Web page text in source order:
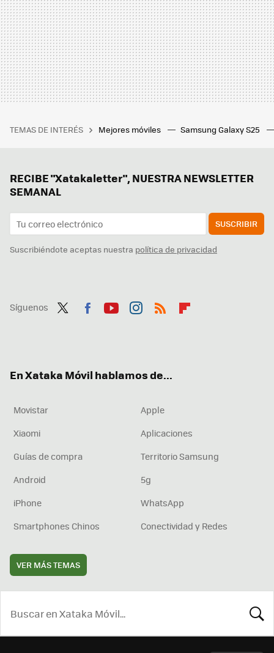
TEMAS DE INTERÉS Mejores móviles Samsung Galaxy S25
RECIBE "Xatakaletter", NUESTRA NEWSLETTER
SEMANAL
SUSCRIBIR
Suscribiéndote aceptas nuestra política de privacidad
Síguenos
En Xataka Móvil hablamos de...
Movistar
Apple
Xiaomi
Aplicaciones
Guías de compra
Territorio Samsung
Android
5g
iPhone
WhatsApp
Smartphones Chinos
Conectividad y Redes
VER MÁS TEMAS